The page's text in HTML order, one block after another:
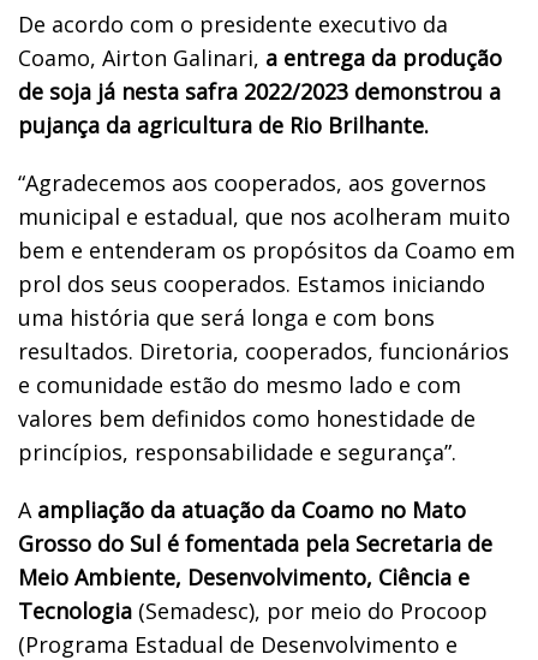
De acordo com o presidente executivo da
Coamo, Airton Galinari, a entrega da produção
de soja já nesta safra 2022/2023 demonstrou a
pujança da agricultura de Rio Brilhante.
“Agradecemos aos cooperados, aos governos
municipal e estadual, que nos acolheram muito
bem e entenderam os propósitos da Coamo em
prol dos seus cooperados. Estamos iniciando
uma história que será longa e com bons
resultados. Diretoria, cooperados, funcionários
e comunidade estão do mesmo lado e com
valores bem definidos como honestidade de
princípios, responsabilidade e segurança”.
Aampliação da atuação da Coamo no Mato
Grosso do Sul é fomentada pela Secretaria de
Meio Ambiente, Desenvolvimento, Ciência e
Tecnologia (Semadesc), por meio do Procoop
(Programa Estadual de Desenvolvimento e